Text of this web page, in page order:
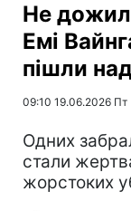
Не
Емі
пішли
09:10 19.06.2026 Пт
Одних
стали
жорстоких